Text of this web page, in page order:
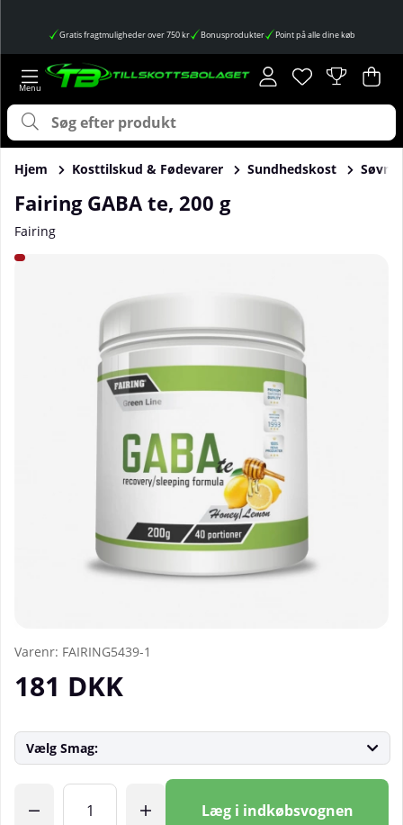
Gratis fragtmuligheder over 750 kr Bonusprodukter Point på alle dine køb
Ønskeliste
Antal på
. .
Hjem Kosttilskud & Fødevarer Sundhedskost Søvn
Fairing GABA te, 200 g
Fairing
Produktbilleder Fairing GABA te, 200 g
Varenr: FAIRING5439-1
181 DKK
Vælg Smag:
Læg i indkøbsvognen